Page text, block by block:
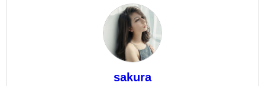
sakura